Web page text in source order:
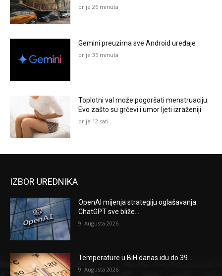
prije 26 minuta
Gemini preuzima sve Android uređaje
prije 35 minuta
Toplotni val može pogoršati menstruaciju:
Evo zašto su grčevi i umor ljeti izraženiji
prije 12 sati
IZBOR UREDNIKA
OpenAI mijenja strategiju oglašavanja:
ChatGPT sve bliže...
9. Augusta 2026.
Temperature u BiH danas idu do 39...
9. Augusta 2026.